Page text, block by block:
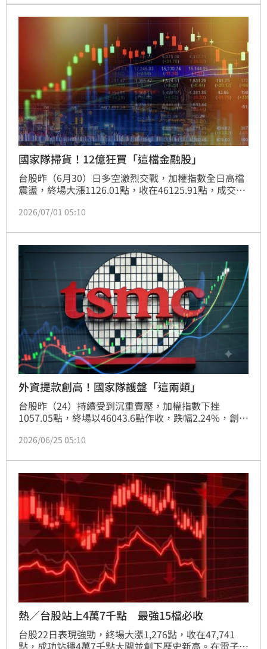
國家隊掃貨！12億狂買「這檔金融股」
台股昨（6月30）日多空激烈交戰，加權指數全日高檔
震盪，終場大漲1126.01點，收在46125.91點，成交爆
股，永豐金（2890）成國家隊買超冠軍，買超金額與
2026/07/01 05:10
外資提款創高！國家隊護盤「這兩類」
台股昨（24）持續受到沉重賣壓，加權指數下挫
1057.05點，終場以46043.6點作收，跌幅2.24%，創下
電子權值股和金融股淪為空方狙擊重心，也成為這波國
2026/06/25 05:10
熱／台股站上4萬7千點 最強15檔必收
台股22日表現強勁，終場大漲1,276點，收在47,741